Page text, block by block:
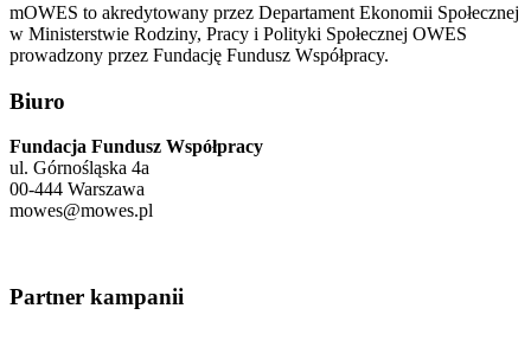
mOWES to akredytowany przez Departament Ekonomii Społecznej
w Ministerstwie Rodziny, Pracy i Polityki Społecznej OWES
prowadzony przez Fundację Fundusz Współpracy.
Biuro
Fundacja Fundusz Współpracy
ul. Górnośląska 4a
00-444 Warszawa
mowes@mowes.pl
Partner kampanii